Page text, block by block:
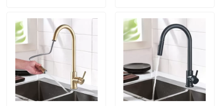
Kontakte
Produkte
Videos